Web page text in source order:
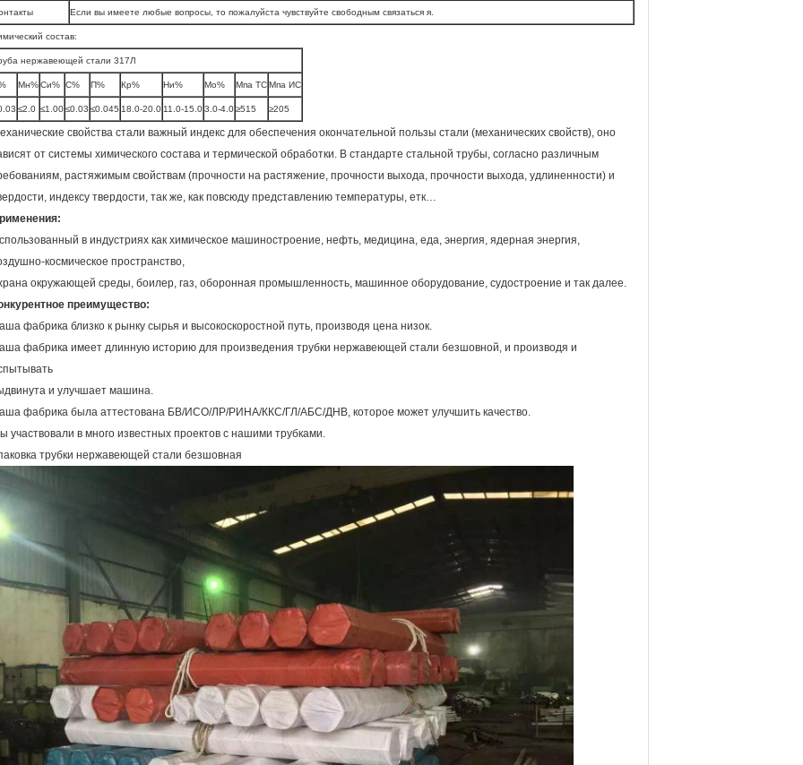
Если вы имеете любые вопросы, то пожалуйста чувствуйте свободным связаться я.
состав:
нержавеющей стали 317Л
Мн%Си% С% П% Кр% Ни% Мо% Мпа ТСМпа ИС
≤2.0 ≤1.00≤0.03 ≤0.045 18.0-20.0 11.0-15.03.0-4.0≥515 ≥205
свойства стали важный индекс для обеспечения окончательной пользы стали (механических свойств), оно
от системы химического состава и термической обработки. В стандарте стальной трубы, согласно различным
растяжимым свойствам (прочности на растяжение, прочности выхода, прочности выхода, удлиненности) и
индексу твердости, так же, как повсюду представлению температуры, етк…
в индустриях как химическое машиностроение, нефть, медицина, еда, энергия, ядерная энергия,
космическое пространство,
окружающей среды, боилер, газ, оборонная промышленность, машинное оборудование, судостроение и так далее.
преимущество:
фабрика близко к рынку сырья и высокоскоростной путь, производя цена низок.
фабрика имеет длинную историю для произведения трубки нержавеющей стали безшовной, и производя и
и улучшает машина.
фабрика была аттестована БВ/ИСО/ЛР/РИНА/ККС/ГЛ/АБС/ДНВ, которое может улучшить качество.
участвовали в много известных проектов с нашими трубками.
трубки нержавеющей стали безшовная